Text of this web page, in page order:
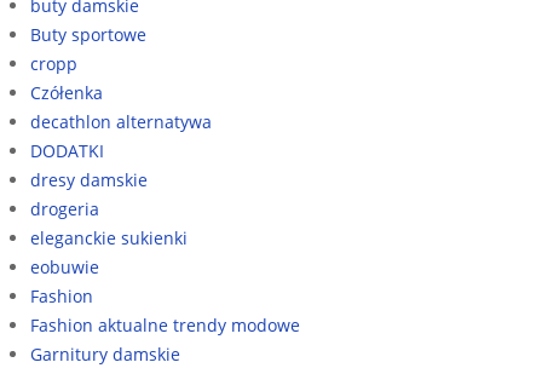
buty damskie
Buty sportowe
cropp
Czółenka
decathlon alternatywa
DODATKI
dresy damskie
drogeria
eleganckie sukienki
eobuwie
Fashion
Fashion aktualne trendy modowe
Garnitury damskie